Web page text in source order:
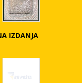
IZDANJA